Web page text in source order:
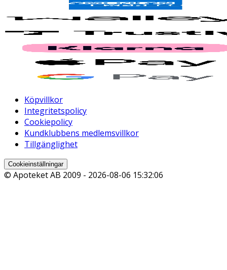
Köpvillkor
Integritetspolicy
Cookiepolicy
Kundklubbens medlemsvillkor
Tillgänglighet
Cookieinställningar
© Apoteket AB 2009 - 2026-08-06 15:32:06